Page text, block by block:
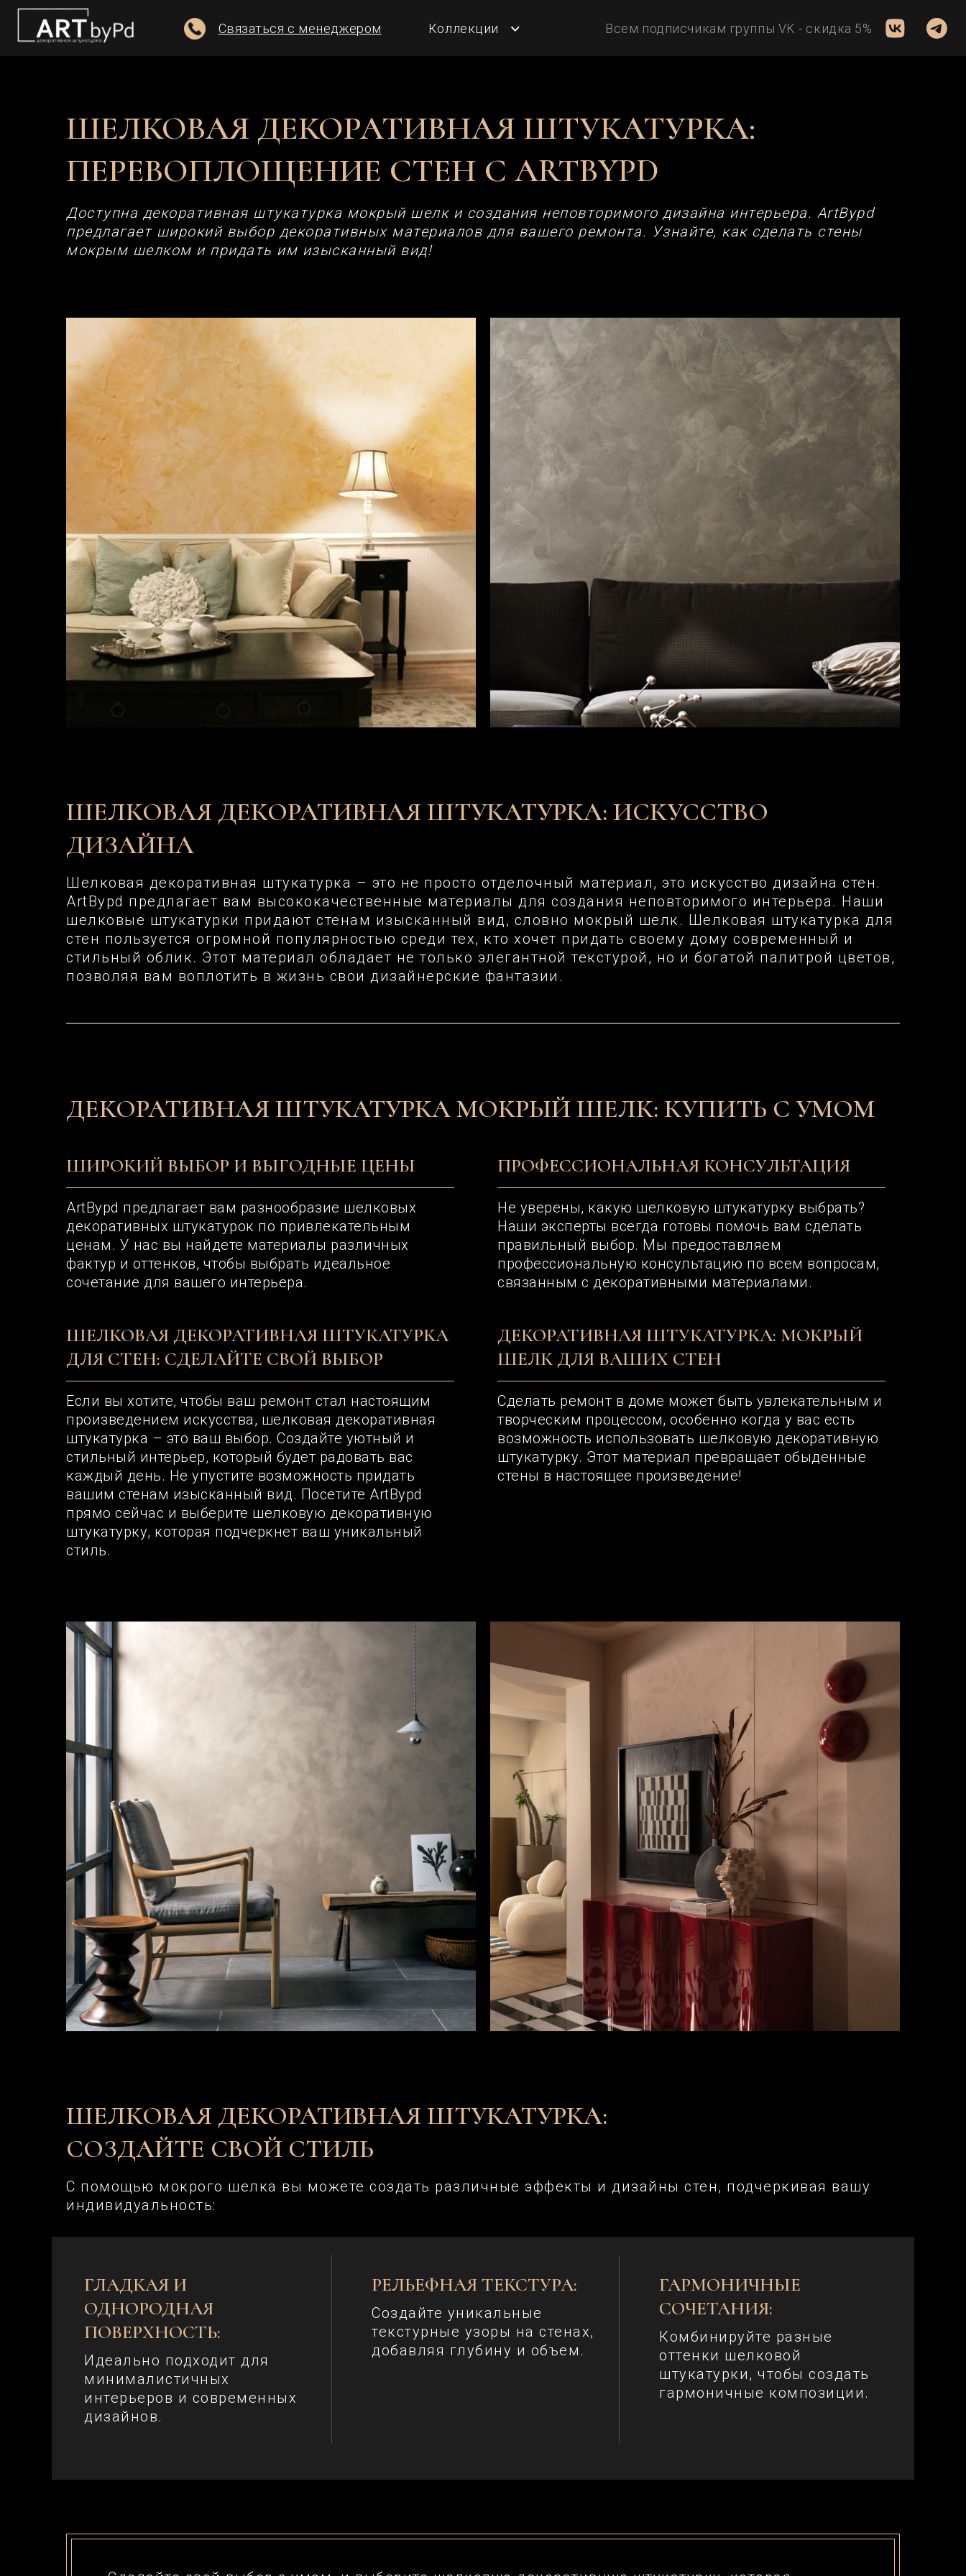
Всем подписчикам группы VK - скидка 5%
Связаться с менеджером Коллекции
Главная Шелковая декоративная штукатурка: Перевоплощение стен с ArtBypd
/
ШЕЛКОВАЯ ДЕКОРАТИВНАЯ ШТУКАТУРКА:
ПЕРЕВОПЛОЩЕНИЕ СТЕН С ARTBYPD
Доступна декоративная штукатурка мокрый шелк и создания неповторимого дизайна интерьера. ArtBypd
предлагает широкий выбор декоративных материалов для вашего ремонта. Узнайте, как сделать стены
мокрым шелком и придать им изысканный вид!
ШЕЛКОВАЯ ДЕКОРАТИВНАЯ ШТУКАТУРКА: ИСКУССТВО
ДИЗАЙНА
Шелковая декоративная штукатурка – это не просто отделочный материал, это искусство дизайна стен.
ArtBypd предлагает вам высококачественные материалы для создания неповторимого интерьера. Наши
шелковые штукатурки придают стенам изысканный вид, словно мокрый шелк. Шелковая штукатурка для
стен пользуется огромной популярностью среди тех, кто хочет придать своему дому современный и
стильный облик. Этот материал обладает не только элегантной текстурой, но и богатой палитрой цветов,
позволяя вам воплотить в жизнь свои дизайнерские фантазии.
ДЕКОРАТИВНАЯ ШТУКАТУРКА МОКРЫЙ ШЕЛК: КУПИТЬ С УМОМ
ШИРОКИЙ ВЫБОР И ВЫГОДНЫЕ ЦЕНЫ
ArtBypd предлагает вам разнообразие шелковых
декоративных штукатурок по привлекательным
ценам. У нас вы найдете материалы различных
фактур и оттенков, чтобы выбрать идеальное
сочетание для вашего интерьера.
ПРОФЕССИОНАЛЬНАЯ КОНСУЛЬТАЦИЯ
Не уверены, какую шелковую штукатурку выбрать?
Наши эксперты всегда готовы помочь вам сделать
правильный выбор. Мы предоставляем
профессиональную консультацию по всем вопросам,
связанным с декоративными материалами.
ШЕЛКОВАЯ ДЕКОРАТИВНАЯ ШТУКАТУРКА
ДЛЯ СТЕН: СДЕЛАЙТЕ СВОЙ ВЫБОР
Если вы хотите, чтобы ваш ремонт стал настоящим
произведением искусства, шелковая декоративная
штукатурка – это ваш выбор. Создайте уютный и
стильный интерьер, который будет радовать вас
каждый день. Не упустите возможность придать
вашим стенам изысканный вид. Посетите ArtBypd
прямо сейчас и выберите шелковую декоративную
штукатурку, которая подчеркнет ваш уникальный
стиль.
ДЕКОРАТИВНАЯ ШТУКАТУРКА: МОКРЫЙ
ШЕЛК ДЛЯ ВАШИХ СТЕН
Сделать ремонт в доме может быть увлекательным и
творческим процессом, особенно когда у вас есть
возможность использовать шелковую декоративную
штукатурку. Этот материал превращает обыденные
стены в настоящее произведение!
ШЕЛКОВАЯ ДЕКОРАТИВНАЯ ШТУКАТУРКА:
СОЗДАЙТЕ СВОЙ СТИЛЬ
С помощью мокрого шелка вы можете создать различные эффекты и дизайны стен, подчеркивая вашу
индивидуальность:
ГЛАДКАЯ И
ОДНОРОДНАЯ
ПОВЕРХНОСТЬ:
Идеально подходит для
минималистичных
интерьеров и современных
дизайнов.
РЕЛЬЕФНАЯ ТЕКСТУРА:
Создайте уникальные
текстурные узоры на стенах,
добавляя глубину и объем.
ГАРМОНИЧНЫЕ
СОЧЕТАНИЯ:
Комбинируйте разные
оттенки шелковой
штукатурки, чтобы создать
гармоничные композиции.